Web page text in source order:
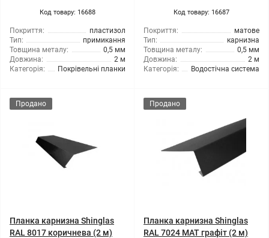
Код товару: 16688
Покриття:
пластизол
Тип:
примикання
Товщина металу:
0,5 мм
Довжина:
2 м
Категорія:
Покрівельні планки
Код товару: 16687
Покриття:
матове
Тип:
карнизна
Товщина металу:
0,5 мм
Довжина:
2 м
Категорія:
Водостічна система
Продано
Планка карнизна Shinglas
RAL 8017 коричнева (2 м)
Продано
Планка карнизна Shinglas
RAL 7024 МАТ графіт (2 м)